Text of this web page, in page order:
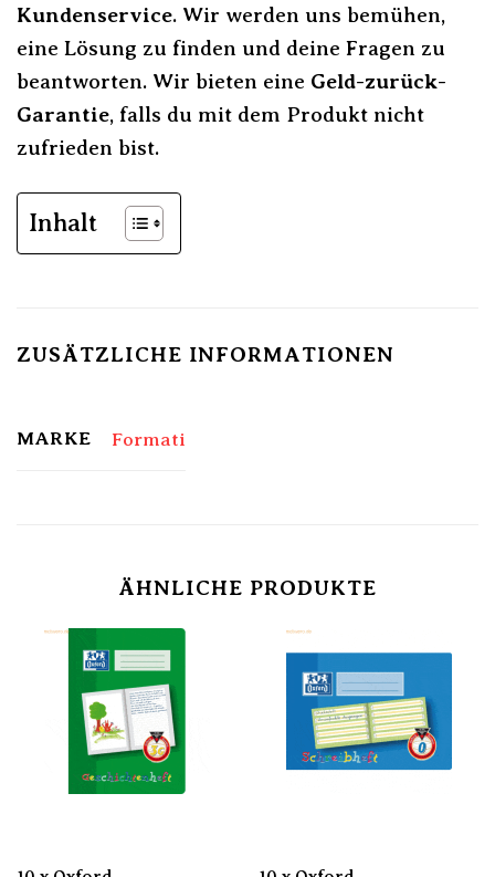
Kundenservice. Wir werden uns bemühen,
eine Lösung zu finden und deine Fragen zu
beantworten. Wir bieten eine Geld-zurück-
Garantie, falls du mit dem Produkt nicht
zufrieden bist.
Inhalt
ZUSÄTZLICHE INFORMATIONEN
MARKE Formati
ÄHNLICHE PRODUKTE